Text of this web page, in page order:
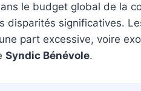
le budget global de la
disparités significatives.
part excessive, voire
Syndic Bénévole.